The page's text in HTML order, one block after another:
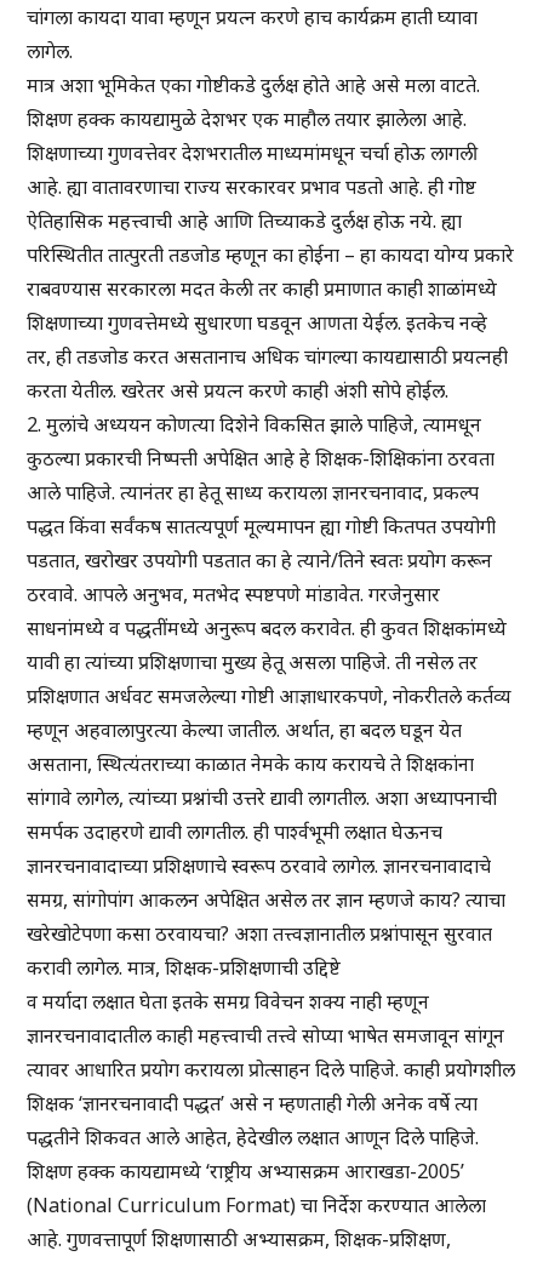
चांगला कायदा यावा म्हणून प्रयत्न करणे हाच कार्यक्रम हाती घ्यावा
लागेल.
मात्र अशा भूमिकेत एका गोष्टीकडे दुर्लक्ष होते आहे असे मला वाटते.
शिक्षण हक्क कायद्यामुळे देशभर एक माहौल तयार झालेला आहे.
शिक्षणाच्या गुणवत्तेवर देशभरातील माध्यमांमधून चर्चा होऊ लागली
आहे. ह्या वातावरणाचा राज्य सरकारवर प्रभाव पडतो आहे. ही गोष्ट
ऐतिहासिक महत्त्वाची आहे आणि तिच्याकडे दुर्लक्ष होऊ नये. ह्या
परिस्थितीत तात्पुरती तडजोड म्हणून का होईना – हा कायदा योग्य प्रकारे
राबवण्यास सरकारला मदत केली तर काही प्रमाणात काही शाळांमध्ये
शिक्षणाच्या गुणवत्तेमध्ये सुधारणा घडवून आणता येईल. इतकेच नव्हे
तर, ही तडजोड करत असतानाच अधिक चांगल्या कायद्यासाठी प्रयत्नही
करता येतील. खरेतर असे प्रयत्न करणे काही अंशी सोपे होईल.
2. मुलांचे अध्ययन कोणत्या दिशेने विकसित झाले पाहिजे, त्यामधून
कुठल्या प्रकारची निष्पत्ती अपेक्षित आहे हे शिक्षक-शिक्षिकांना ठरवता
आले पाहिजे. त्यानंतर हा हेतू साध्य करायला ज्ञानरचनावाद, प्रकल्प
पद्धत किंवा सर्वंकष सातत्यपूर्ण मूल्यमापन ह्या गोष्टी कितपत उपयोगी
पडतात, खरोखर उपयोगी पडतात का हे त्याने/तिने स्वतः प्रयोग करून
ठरवावे. आपले अनुभव, मतभेद स्पष्टपणे मांडावेत. गरजेनुसार
साधनांमध्ये व पद्धतींमध्ये अनुरूप बदल करावेत. ही कुवत शिक्षकांमध्ये
यावी हा त्यांच्या प्रशिक्षणाचा मुख्य हेतू असला पाहिजे. ती नसेल तर
प्रशिक्षणात अर्धवट समजलेल्या गोष्टी आज्ञाधारकपणे, नोकरीतले कर्तव्य
म्हणून अहवालापुरत्या केल्या जातील. अर्थात, हा बदल घडून येत
असताना, स्थित्यंतराच्या काळात नेमके काय करायचे ते शिक्षकांना
सांगावे लागेल, त्यांच्या प्रश्नांची उत्तरे द्यावी लागतील. अशा अध्यापनाची
समर्पक उदाहरणे द्यावी लागतील. ही पार्श्वभूमी लक्षात घेऊनच
ज्ञानरचनावादाच्या प्रशिक्षणाचे स्वरूप ठरवावे लागेल. ज्ञानरचनावादाचे
समग्र, सांगोपांग आकलन अपेक्षित असेल तर ज्ञान म्हणजे काय? त्याचा
खरेखोटेपणा कसा ठरवायचा? अशा तत्त्वज्ञानातील प्रश्नांपासून सुरवात
करावी लागेल. मात्र, शिक्षक-प्रशिक्षणाची उद्दिष्टे
व मर्यादा लक्षात घेता इतके समग्र विवेचन शक्य नाही म्हणून
ज्ञानरचनावादातील काही महत्त्वाची तत्त्वे सोप्या भाषेत समजावून सांगून
त्यावर आधारित प्रयोग करायला प्रोत्साहन दिले पाहिजे. काही प्रयोगशील
शिक्षक ‘ज्ञानरचनावादी पद्धत’ असे न म्हणताही गेली अनेक वर्षे त्या
पद्धतीने शिकवत आले आहेत, हेदेखील लक्षात आणून दिले पाहिजे.
शिक्षण हक्क कायद्यामध्ये ‘राष्ट्रीय अभ्यासक्रम आराखडा-2005’
(National Curriculum Format) चा निर्देश करण्यात आलेला
आहे. गुणवत्तापूर्ण शिक्षणासाठी अभ्यासक्रम, शिक्षक-प्रशिक्षण,